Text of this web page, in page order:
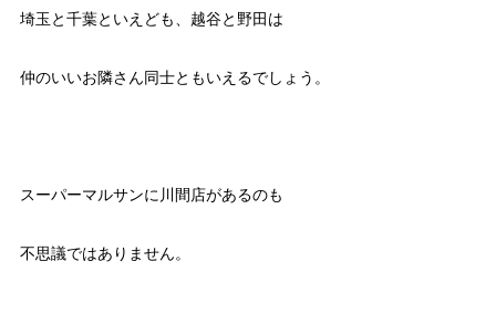
埼玉と千葉といえども、越谷と野田は
仲のいいお隣さん同士ともいえるでしょう。
スーパーマルサンに川間店があるのも
不思議ではありません。